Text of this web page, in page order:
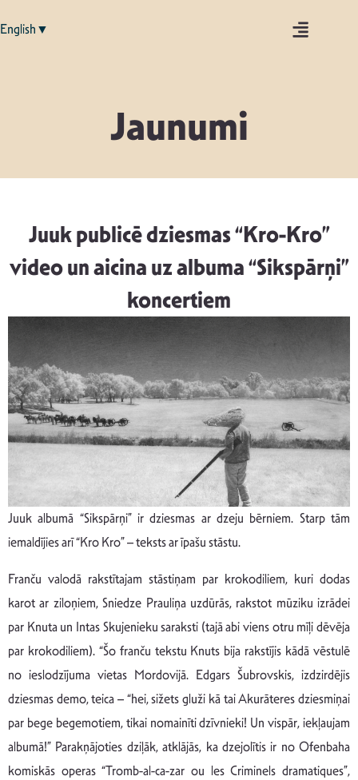
English▼
Jaunumi
Juuk publicē dziesmas “Kro-Kro”
video un aicina uz albuma “Sikspārņi”
koncertiem
Juuk albumā “Sikspārņi” ir dziesmas ar dzeju bērniem. Starp tām
iemaldījies arī “Kro Kro” – teksts ar īpašu stāstu.
Franču valodā rakstītajam stāstiņam par krokodiliem, kuri dodas
karot ar ziloņiem, Sniedze Prauliņa uzdūrās, rakstot mūziku izrādei
par Knuta un Intas Skujenieku saraksti (tajā abi viens otru mīļi dēvēja
par krokodiliem). “Šo franču tekstu Knuts bija rakstījis kādā vēstulē
no ieslodzījuma vietas Mordovijā. Edgars Šubrovskis, izdzirdējis
dziesmas demo, teica – “hei, sižets gluži kā tai Akurāteres dziesmiņai
par bege begemotiem, tikai nomainīti dzīvnieki! Un vispār, iekļaujam
albumā!” Parakņājoties dziļāk, atklājās, ka dzejolītis ir no Ofenbaha
komiskās operas “Tromb-al-ca-zar ou les Criminels dramatiques”,